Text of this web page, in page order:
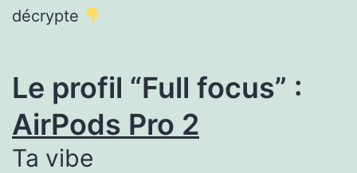
décrypte
Le profil “Full focus” :
AirPods Pro 2
Ta vibe